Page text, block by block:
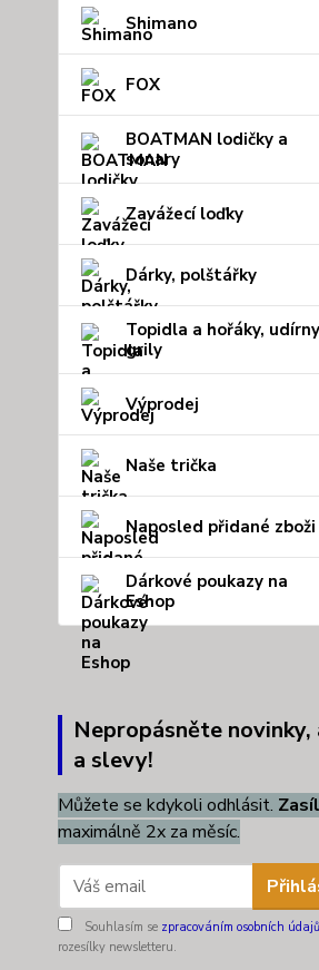
Shimano
FOX
BOATMAN lodičky a
sonary
Zavážecí loďky
Dárky, polštářky
Topidla a hořáky,
grily
Výprodej
Naše trička
Naposled přidané zboži
Dárkové poukazy na
Eshop
Nepropásněte novinky,
a slevy!
Můžete se kdykoli odhlásit.
maximálně 2x za měsíc.
Souhlasím se zpracováním osobních údajů
rozesílky newsletteru.